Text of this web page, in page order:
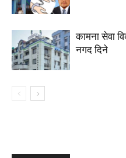
कामना सेवा
नगद दिने